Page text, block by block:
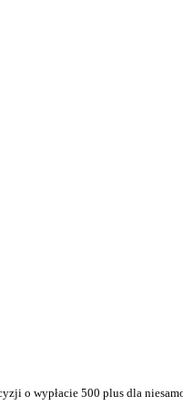
o wypłacie 500 plus dla